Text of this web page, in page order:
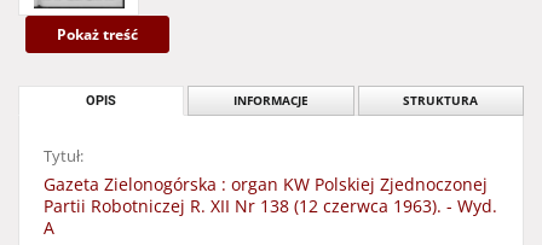
Pokaż treść
OPIS INFORMACJE STRUKTURA
Tytuł:
Gazeta Zielonogórska : organ KW Polskiej Zjednoczonej
Partii Robotniczej R. XII Nr 138 (12 czerwca 1963). - Wyd.
A